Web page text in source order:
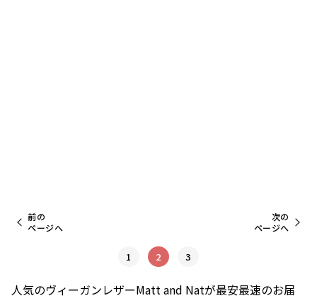
前の
ページへ
1 2 3
次の
ページへ
人気のヴィーガンレザーMatt and Natが最安最速のお届